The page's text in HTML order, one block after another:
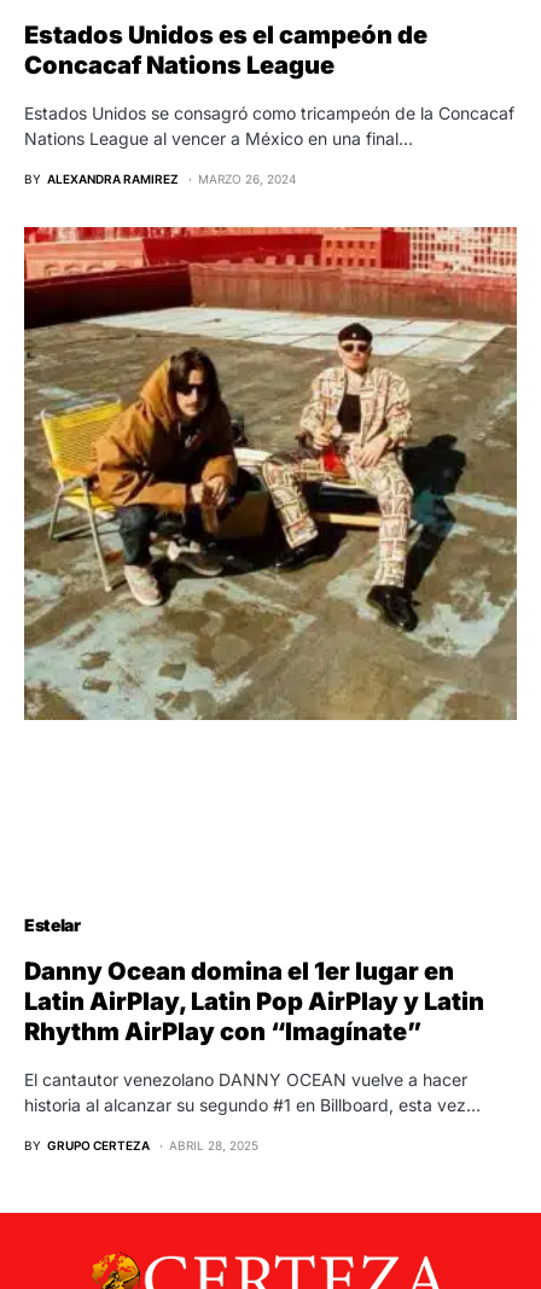
Estados Unidos es el campeón de
Concacaf Nations League
Estados Unidos se consagró como tricampeón de la Concacaf
Nations League al vencer a México en una final…
BY ALEXANDRA RAMIREZ MARZO 26, 2024
Estelar
Danny Ocean domina el 1er lugar en
Latin AirPlay, Latin Pop AirPlay y Latin
Rhythm AirPlay con “Imagínate”
El cantautor venezolano DANNY OCEAN vuelve a hacer
historia al alcanzar su segundo #1 en Billboard, esta vez…
BY GRUPO CERTEZA ABRIL 28, 2025